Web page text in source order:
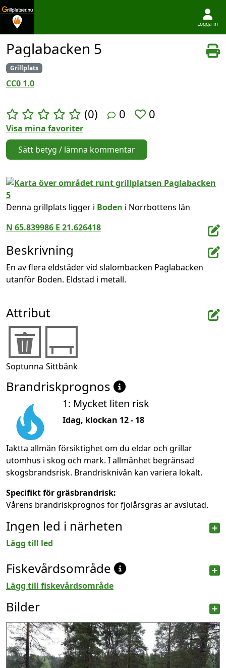
Logga in
Paglabacken 5
Grillplats
CC0 1.0
(0) 0 0
Visa mina favoriter
Sätt betyg / lämna kommentar
Denna grillplats ligger i Boden i Norrbottens län
N 65.839986 E 21.626418
Beskrivning
En av flera eldstäder vid slalombacken Paglabacken
utanför Boden. Eldstad i metall.
Attribut
Soptunna Sittbänk
Brandriskprognos
1: Mycket liten risk
Idag, klockan 12 - 18
Iaktta allmän försiktighet om du eldar och grillar
utomhus i skog och mark. I allmänhet begränsad
skogsbrandsrisk. Brandrisknivån kan variera lokalt.
Specifikt för gräsbrandrisk:
Vårens brandriskprognos för fjolårsgräs är avslutad.
Ingen led i närheten
Lägg till led
Fiskevårdsområde
Lägg till fiskevårdsområde
Bilder